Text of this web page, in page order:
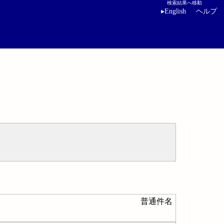
検索結果へ移動
▸English ヘルプ
普通件名